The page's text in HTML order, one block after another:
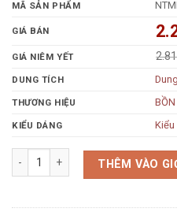
MÃ SẢN PHẨM
GIÁ BÁN
GIÁ NIÊM YẾT
DUNG TÍCH
THƯƠNG HIỆU
KIỂU DÁNG
Bồn nhựa Tân Mỹ 800L ngang
THÊM VÀO